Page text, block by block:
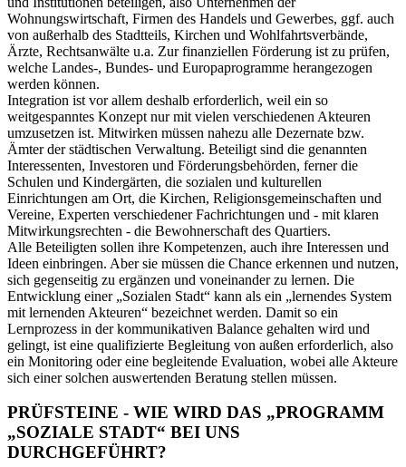
Wohnungswirtschaft, Firmen des Handels und Gewerbes, ggf. auch
von außerhalb des Stadtteils, Kirchen und Wohlfahrtsverbände,
Ärzte, Rechtsanwälte u.a. Zur finanziellen Förderung ist zu prüfen,
welche Landes-, Bundes- und Europaprogramme herangezogen
werden können.
Integration ist vor allem deshalb erforderlich, weil ein so
weitgespanntes Konzept nur mit vielen verschiedenen Akteuren
umzusetzen ist. Mitwirken müssen nahezu alle Dezernate bzw.
Ämter der städtischen Verwaltung. Beteiligt sind die genannten
Interessenten, Investoren und Förderungsbehörden, ferner die
Schulen und Kindergärten, die sozialen und kulturellen
Einrichtungen am Ort, die Kirchen, Religionsgemeinschaften und
Vereine, Experten verschiedener Fachrichtungen und - mit klaren
Mitwirkungsrechten - die Bewohnerschaft des Quartiers.
Alle Beteiligten sollen ihre Kompetenzen, auch ihre Interessen und
Ideen einbringen. Aber sie müssen die Chance erkennen und nutzen,
sich gegenseitig zu ergänzen und voneinander zu lernen. Die
Entwicklung einer „Sozialen Stadt“ kann als ein „lernendes System
mit lernenden Akteuren“ bezeichnet werden. Damit so ein
Lernprozess in der kommunikativen Balance gehalten wird und
gelingt, ist eine qualifizierte Begleitung von außen erforderlich, also
ein Monitoring oder eine begleitende Evaluation, wobei alle Akteure
sich einer solchen auswertenden Beratung stellen müssen.
PRÜFSTEINE - WIE WIRD DAS „PROGRAMM
„SOZIALE STADT“ BEI UNS
DURCHGEFÜHRT?